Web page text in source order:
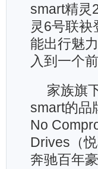
smart精灵
灵6号联袂
能出行魅
入到一个
家族旗
smart的品
No
Drives（
奔驰百年